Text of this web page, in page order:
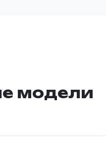
модели